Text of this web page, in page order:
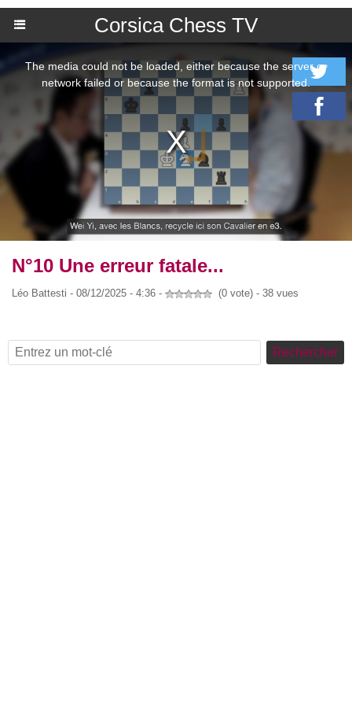
Corsica Chess TV
N°10 Une erreur fatale...
Léo Battesti - 08/12/2025 - 4:36 - (0 vote) - 38 vues
Rechercher